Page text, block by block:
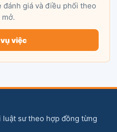
đánh giá và điều phối theo
việc
sư theo hợp đồng từng